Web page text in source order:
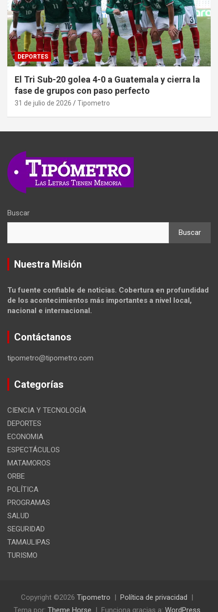
DEPORTES
El Tri Sub-20 golea 4-0 a Guatemala y cierra la
fase de grupos con paso perfecto
31 de julio de 2026 Tipometro
Buscar
Buscar
Nuestra Misión
Tu fuente confiable de noticias. Cobertura en profundidad
de los acontecimientos más importantes a nivel local,
nacional e internacional.
Contáctanos
tipometro@tipometro.com
Categorías
CIENCIA Y TECNOLOGÍA
DEPORTES
ECONOMIA
ESPECTÁCULOS
MATAMOROS
ORBE
POLÍTICA
PROGRAMAS
SALUD
SEGURIDAD
TAMAULIPAS
TURISMO
Copyright ©2026 Tipometro
Política de privacidad
Tema por: Theme Horse Funciona gracias a: WordPress